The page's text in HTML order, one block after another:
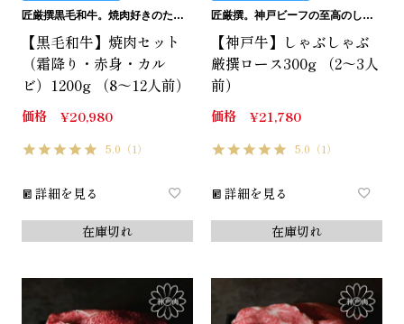
匠厳撰黒毛和牛。焼肉好きのためのTHE焼肉セット。
【黒毛和牛】焼肉セット
（霜降り・赤身・カル
ビ）1200g （8～12人前）
価格 ¥20,980
5.0 （1）
詳細を見る
在庫切れ
匠厳撰。神戸ビーフの至高のしゃぶしゃぶ用ロースです。
【神戸牛】しゃぶしゃぶ
厳撰ロース300g （2～3人
前）
価格 ¥21,780
5.0 （1）
詳細を見る
在庫切れ